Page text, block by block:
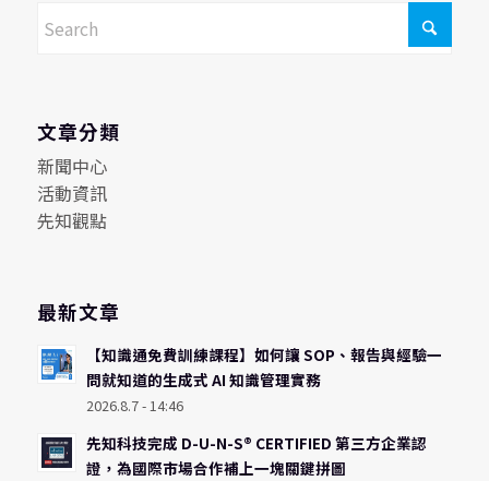
文章分類
新聞中心
活動資訊
先知觀點
最新文章
【知識通免費訓練課程】如何讓 SOP、報告與經驗一
問就知道的生成式 AI 知識管理實務
2026.8.7 - 14:46
先知科技完成 D-U-N-S® CERTIFIED 第三方企業認
證，為國際市場合作補上一塊關鍵拼圖